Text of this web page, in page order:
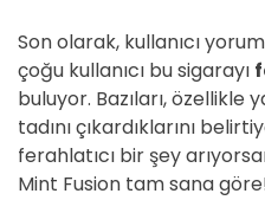
Son olarak, kullanıcı
çoğu kullanıcı bu sigarayı
buluyor. Bazıları, özellikle
tadını çıkardıklarını
ferahlatıcı bir şey
Mint Fusion tam sana